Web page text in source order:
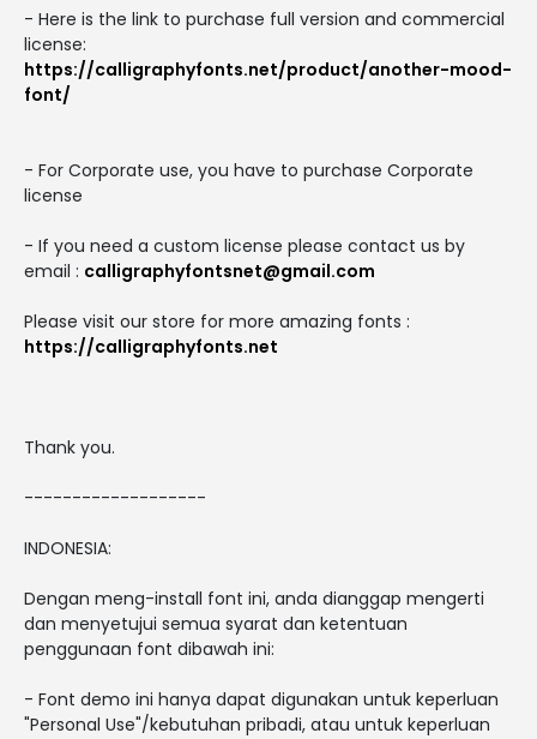
- Here is the link to purchase full version and commercial
license:
https://calligraphyfonts.net/product/another-mood-
font/
- For Corporate use, you have to purchase Corporate
license
- If you need a custom license please contact us by
email : calligraphyfontsnet@gmail.com
Please visit our store for more amazing fonts :
https://calligraphyfonts.net
Thank you.
-------------------
INDONESIA:
Dengan meng-install font ini, anda dianggap mengerti
dan menyetujui semua syarat dan ketentuan
penggunaan font dibawah ini:
- Font demo ini hanya dapat digunakan untuk keperluan
"Personal Use"/kebutuhan pribadi, atau untuk keperluan